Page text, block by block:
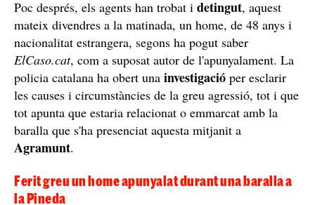
Poc després, els agents han trobat i detingut, aquest
mateix divendres a la matinada, un home, de 48 anys i
nacionalitat estrangera, segons ha pogut saber
ElCaso.cat, com a suposat autor de l'apunyalament. La
policia catalana ha obert una investigació per esclarir
les causes i circumstàncies de la greu agressió, tot i que
tot apunta que estaria relacionat o emmarcat amb la
baralla que s'ha presenciat aquesta mitjanit a
Agramunt.
Ferit greu un home apunyalat durant una baralla a
la Pineda